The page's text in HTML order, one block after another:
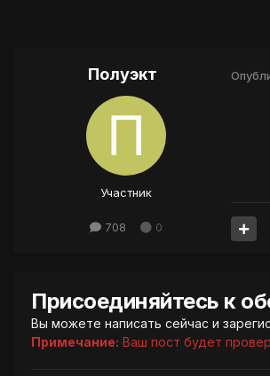
Полуэкт
Участник
708 0
Присоединяйтесь к
Вы можете написать сейчас и
Примечание: Ваш пост будет